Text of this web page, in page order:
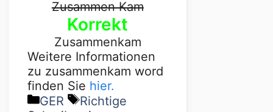
Zusammen Kam
Korrekt
Zusammenkam
Weitere Informationen
zu zusammenkam word
finden Sie hier.
GER
Richtige